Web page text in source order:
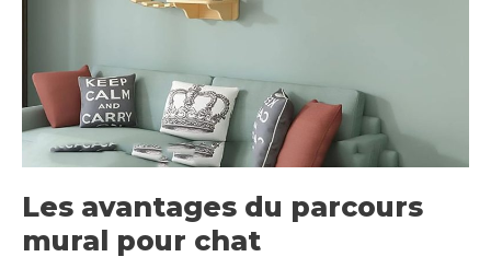
Les avantages du parcours
mural pour chat